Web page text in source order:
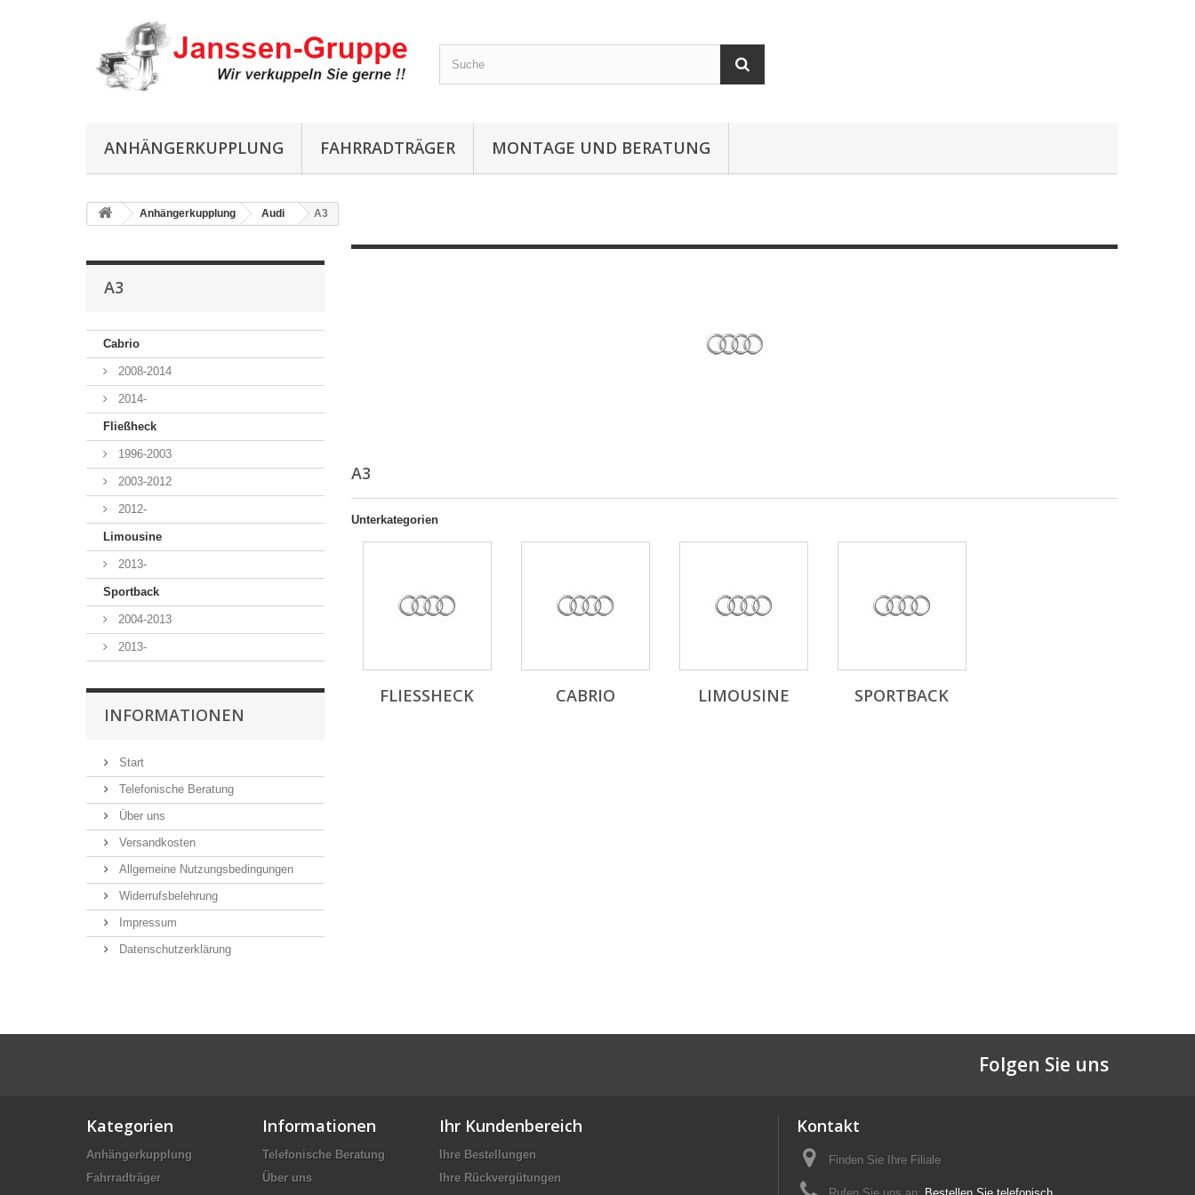
ANHÄNGERKUPPLUNG FAHRRADTRÄGER MONTAGE UND BERATUNG
Anhängerkupplung Audi A3
A3
Cabrio
2008-2014
2014-
Fließheck
1996-2003
2003-2012
2012-
Limousine
2013-
Sportback
2004-2013
2013-
INFORMATIONEN
Start
Telefonische Beratung
Über uns
Versandkosten
Allgemeine Nutzungsbedingungen
Widerrufsbelehrung
Impressum
Datenschutzerklärung
A3
Unterkategorien
FLIESSHECK CABRIO LIMOUSINE SPORTBACK
Folgen Sie uns
Kategorien
Anhängerkupplung
Fahrradträger
Informationen
Telefonische Beratung
Über uns
Ihr Kundenbereich
Ihre Bestellungen
Ihre Rückvergütungen
Kontakt
Finden Sie Ihre Filiale